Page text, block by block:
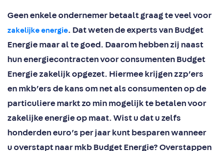
Geen enkele ondernemer betaalt graag te veel voor
zakelijke energie. Dat weten de experts van Budget
Energie maar al te goed. Daarom hebben zij naast
hun energiecontracten voor consumenten Budget
Energie zakelijk opgezet. Hiermee krijgen zzp’ers
en mkb’ers de kans om net als consumenten op de
particuliere markt zo min mogelijk te betalen voor
zakelijke energie op maat. Wist u dat u zelfs
honderden euro’s per jaar kunt besparen wanneer
u overstapt naar mkb Budget Energie? Overstappen